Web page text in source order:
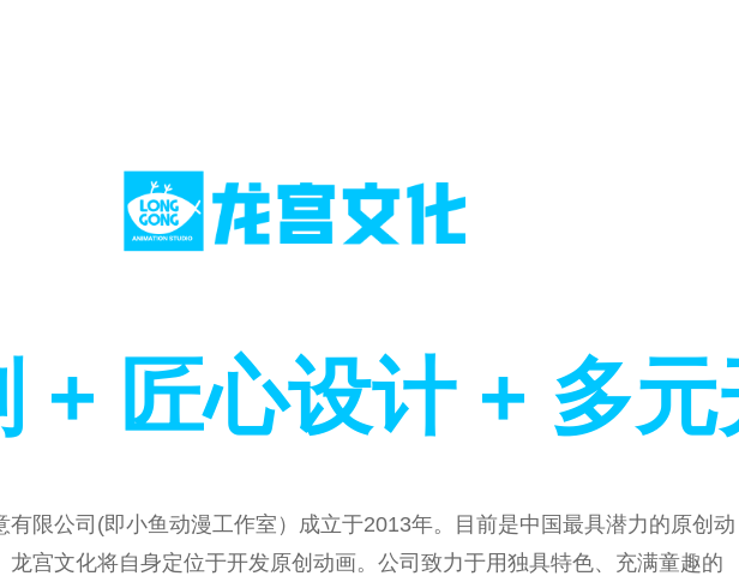
+ 匠心设计 + 多
有限公司(即小鱼动漫工作室）成立于2013年。目前是中国最具潜力的原创动
龙宫文化将自身定位于开发原创动画。公司致力于用独具特色、充满童趣的